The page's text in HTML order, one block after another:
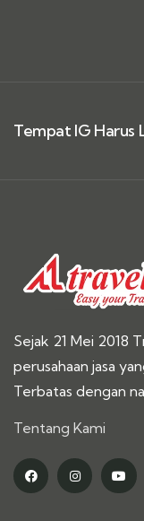
Tempat IG Harus
Sejak 21 Mei 2018
perusahaan jasa
Terbatas dengan
Tentang Kami